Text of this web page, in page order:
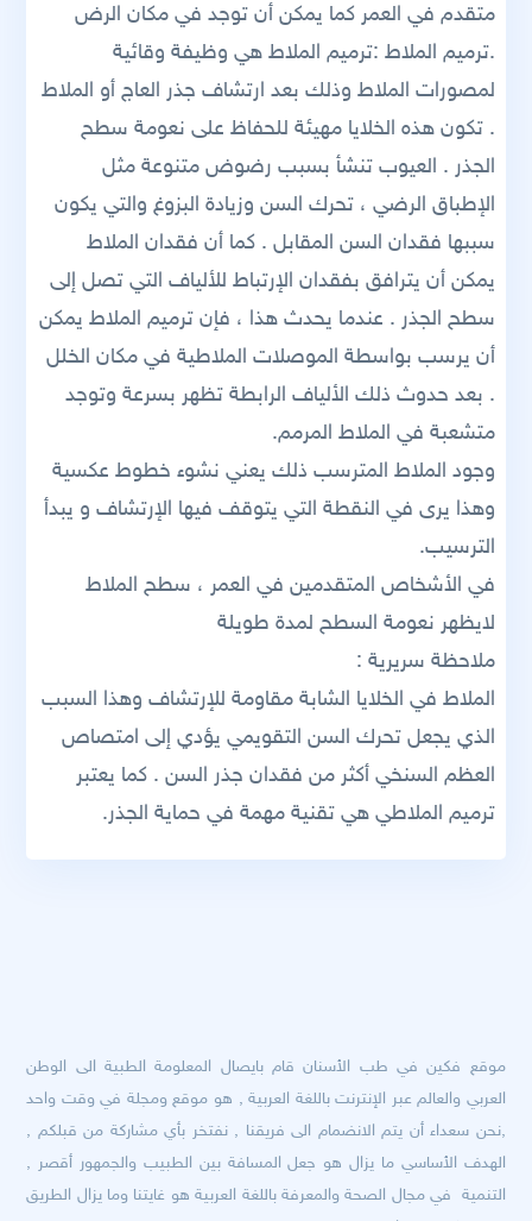
متقدم في العمر كما يمكن أن توجد في مكان الرض
.ترميم الملاط :ترميم الملاط هي وظيفة وقائية
لمصورات الملاط وذلك بعد ارتشاف جذر العاج أو الملاط
. تكون هذه الخلايا مهيئة للحفاظ على نعومة سطح
الجذر . العيوب تنشأ بسبب رضوض متنوعة مثل
الإطباق الرضي ، تحرك السن وزيادة البزوغ والتي يكون
سببها فقدان السن المقابل . كما أن فقدان الملاط
يمكن أن يترافق بفقدان الإرتباط للألياف التي تصل إلى
سطح الجذر . عندما يحدث هذا ، فإن ترميم الملاط يمكن
أن يرسب بواسطة الموصلات الملاطية في مكان الخلل
. بعد حدوث ذلك الألياف الرابطة تظهر بسرعة وتوجد
متشعبة في الملاط المرمم.
وجود الملاط المترسب ذلك يعني نشوء خطوط عكسية
وهذا يرى في النقطة التي يتوقف فيها الإرتشاف و يبدأ
الترسيب.
في الأشخاص المتقدمين في العمر ، سطح الملاط
لايظهر نعومة السطح لمدة طويلة
ملاحظة سريرية :
الملاط في الخلايا الشابة مقاومة للإرتشاف وهذا السبب
الذي يجعل تحرك السن التقويمي يؤدي إلى امتصاص
العظم السنخي أكثر من فقدان جذر السن . كما يعتبر
ترميم الملاطي هي تقنية مهمة في حماية الجذر.
موقع فكين في طب الأسنان قام بايصال المعلومة الطبية الى الوطن
العربي والعالم عبر الإنترنت باللغة العربية , هو موقع ومجلة في وقت واحد
,نحن سعداء أن يتم الانضمام الى فريقنا , نفتخر بأي مشاركة من قبلكم ,
الهدف الأساسي ما يزال هو جعل المسافة بين الطبيب والجمهور أقصر ,
التنمية في مجال الصحة والمعرفة باللغة العربية هو غايتنا وما يزال الطريق